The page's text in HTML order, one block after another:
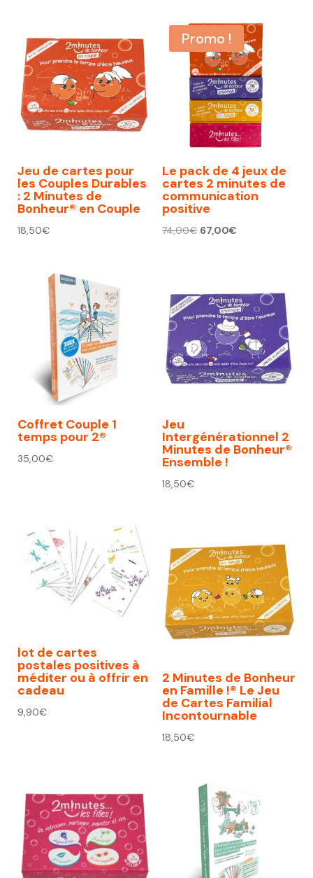
Jeu de cartes pour
les Couples Durables
: 2 Minutes de
Bonheur® en Couple
18,50€
Promo !
Le pack de 4 jeux de
cartes 2 minutes de
communication
positive
74,00€ Le
74,00€.
67,00€Le
67,00€.
Coffret Couple 1
temps pour 2®
35,00€
Jeu
Intergénérationnel 2
Minutes de Bonheur®
Ensemble !
18,50€
lot de cartes
postales positives à
méditer ou à offrir en
cadeau
9,90€
2 Minutes de Bonheur
en Famille !® Le Jeu
de Cartes Familial
Incontournable
18,50€